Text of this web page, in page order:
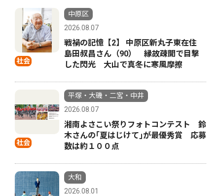
社会
中原区
2026.08.07
戦禍の記憶【2】 中原区新丸子東在住
島田叔昌さん（90） 縁故疎開で目撃
した閃光 大山で真冬に寒風摩擦
社会
平塚・大磯・二宮・中井
2026.08.07
湘南よさこい祭りフォトコンテスト 鈴
木さんの｢夏はじけて｣が最優秀賞 応募
数は約１００点
大和
2026.08.01